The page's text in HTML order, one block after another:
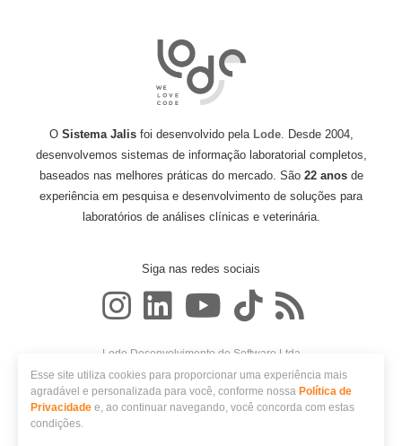
O Sistema Jalisfoi desenvolvido pela Lode. Desde 2004,
desenvolvemos sistemas de informação laboratorial completos,
baseados nas melhores práticas do mercado. São 22 anosde
experiência em pesquisa e desenvolvimento de soluções para
laboratórios de análises clínicas e veterinária.
Siga nas redes sociais
Lode Desenvolvimento de Software Ltda
CNPJ: 06.986.648/0001-65
Avenida Nóbrega, 548
CEP 87014-180 - Maringá, PR
Esse site utiliza cookies para proporcionar uma experiência mais
agradável e personalizada para você, conforme nossaPolítica de
Privacidade e, ao continuar navegando, você concorda com estas
condições.